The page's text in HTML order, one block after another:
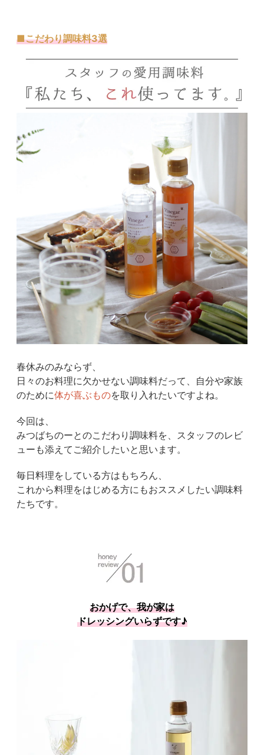
■こだわり調味料3選
春休みのみならず、
日々のお料理に欠かせない調味料だって、自分や家族
のために体が喜ぶものを取り入れたいですよね。
今回は、
みつばちのーとのこだわり調味料を、スタッフのレビ
ューも添えてご紹介したいと思います。
毎日料理をしている方はもちろん、
これから料理をはじめる方にもおススメしたい調味料
たちです。
おかげで、我が家は
ドレッシングいらずです♪